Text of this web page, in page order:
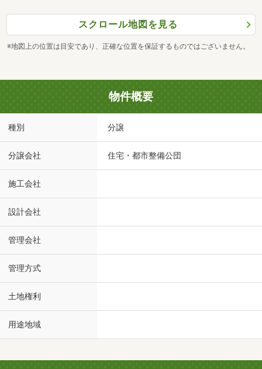
スクロール地図を見る
※地図上の位置は目安であり、正確な位置を保証するものではございません。
物件概要
種別 分譲
分譲会社 住宅・都市整備公団
施工会社
設計会社
管理会社
管理方式
土地権利
用途地域